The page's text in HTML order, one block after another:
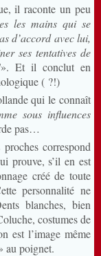
il raconte un peu
les mains qui se
d’accord avec lui,
ses tentatives de
». Et il conclut en
( ?!)
qui le connaît
sous influences
pas…
correspond
prouve, s’il en est
créé de toute
personnalité ne
blanches, bien
costumes de
est l’image même
au poignet.